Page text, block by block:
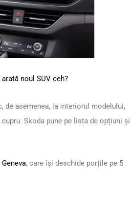
noul SUV ceh?
de asemenea, la interiorul modelului,
Skoda pune pe lista de opțiuni și
, care își deschide porțile pe 5